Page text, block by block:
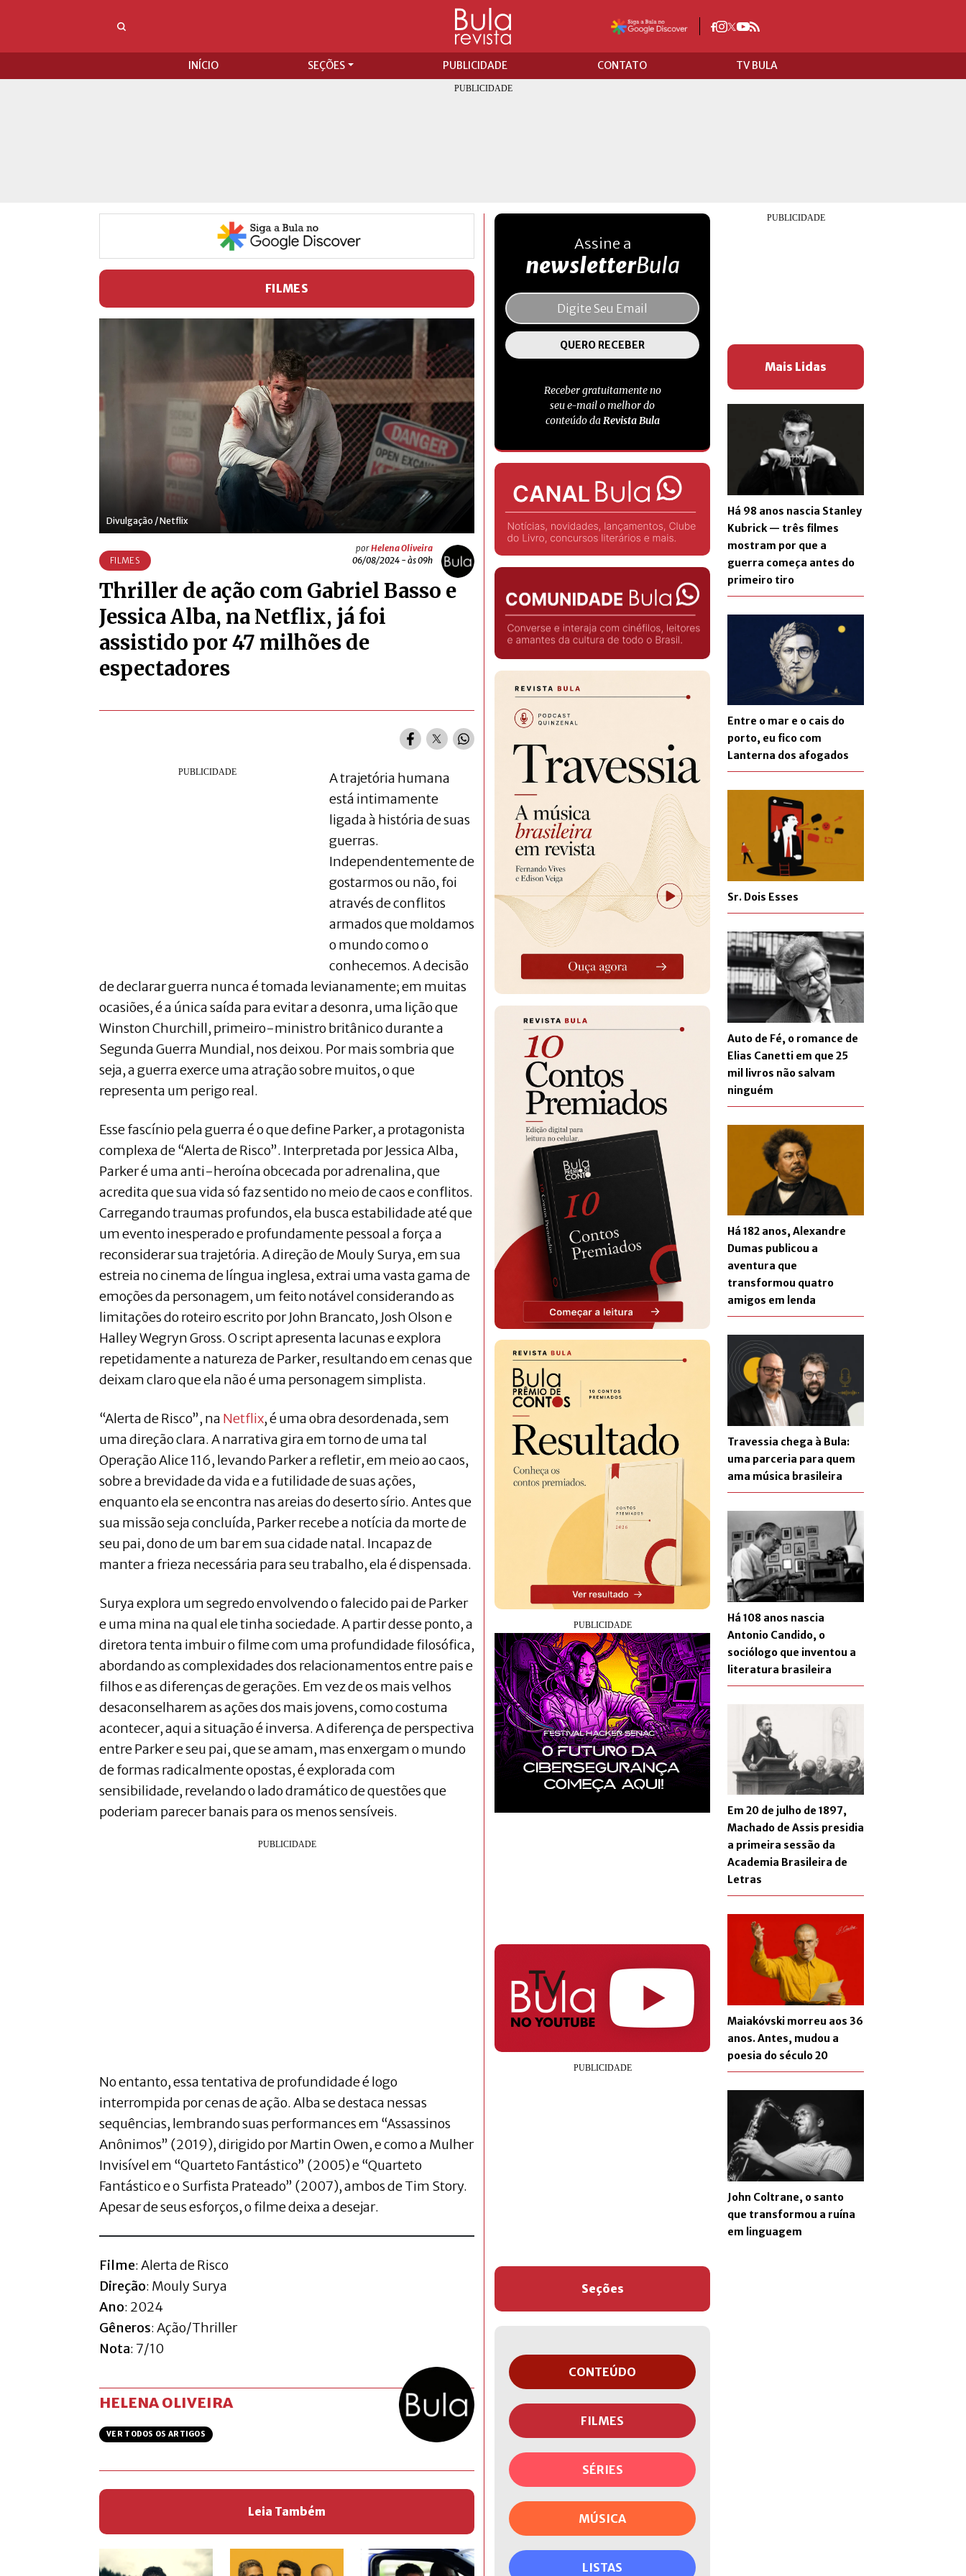
INÍCIO SEÇÕES PUBLICIDADE CONTATO TV BULA
FILMES
Divulgação / Netflix
FILMES
porHelena Oliveira
06/08/2024 - às 09h
Thriller de ação com Gabriel Basso e
Jessica Alba, na Netflix, já foi
assistido por 47 milhões de
espectadores
A trajetória humana
está intimamente
ligada à história de suas
guerras.
Independentemente de
gostarmos ou não, foi
através de conflitos
armados que moldamos
o mundo como o
conhecemos. A decisão
de declarar guerra nunca é tomada levianamente; em muitas
ocasiões, é a única saída para evitar a desonra, uma lição que
Winston Churchill, primeiro-ministro britânico durante a
Segunda Guerra Mundial, nos deixou. Por mais sombria que
seja, a guerra exerce uma atração sobre muitos, o que
representa um perigo real.
Esse fascínio pela guerra é o que define Parker, a protagonista
complexa de “Alerta de Risco”. Interpretada por Jessica Alba,
Parker é uma anti-heroína obcecada por adrenalina, que
acredita que sua vida só faz sentido no meio de caos e conflitos.
Carregando traumas profundos, ela busca estabilidade até que
um evento inesperado e profundamente pessoal a força a
reconsiderar sua trajetória. A direção de Mouly Surya, em sua
estreia no cinema de língua inglesa, extrai uma vasta gama de
emoções da personagem, um feito notável considerando as
limitações do roteiro escrito por John Brancato, Josh Olson e
Halley Wegryn Gross. O script apresenta lacunas e explora
repetidamente a natureza de Parker, resultando em cenas que
deixam claro que ela não é uma personagem simplista.
“Alerta de Risco”, na Netflix, é uma obra desordenada, sem
uma direção clara. A narrativa gira em torno de uma tal
Operação Alice 116, levando Parker a refletir, em meio ao caos,
sobre a brevidade da vida e a futilidade de suas ações,
enquanto ela se encontra nas areias do deserto sírio. Antes que
sua missão seja concluída, Parker recebe a notícia da morte de
seu pai, dono de um bar em sua cidade natal. Incapaz de
manter a frieza necessária para seu trabalho, ela é dispensada.
Surya explora um segredo envolvendo o falecido pai de Parker
e uma mina na qual ele tinha sociedade. A partir desse ponto, a
diretora tenta imbuir o filme com uma profundidade filosófica,
abordando as complexidades dos relacionamentos entre pais e
filhos e as diferenças de gerações. Em vez de os mais velhos
desaconselharem as ações dos mais jovens, como costuma
acontecer, aqui a situação é inversa. A diferença de perspectiva
entre Parker e seu pai, que se amam, mas enxergam o mundo
de formas radicalmente opostas, é explorada com
sensibilidade, revelando o lado dramático de questões que
poderiam parecer banais para os menos sensíveis.
No entanto, essa tentativa de profundidade é logo
interrompida por cenas de ação. Alba se destaca nessas
sequências, lembrando suas performances em “Assassinos
Anônimos” (2019), dirigido por Martin Owen, e como a Mulher
Invisível em “Quarteto Fantástico” (2005) e “Quarteto
Fantástico e o Surfista Prateado” (2007), ambos de Tim Story.
Apesar de seus esforços, o filme deixa a desejar.
Filme: Alerta de Risco
Direção: Mouly Surya
Ano: 2024
Gêneros: Ação/Thriller
Nota: 7/10
HELENA OLIVEIRA
VER TODOS OS ARTIGOS
Leia Também
Assine a
newsletterBula
Receber gratuitamente no
seu e-mail o melhor do
conteúdo daRevista Bula
Seções
CONTEÚDO
FILMES
SÉRIES
MÚSICA
LISTAS
Mais Lidas
Há 98 anos nascia Stanley
Kubrick — três filmes
mostram por que a
guerra começa antes do
primeiro tiro
Entre o mar e o cais do
porto, eu fico com
Lanterna dos afogados
Sr. Dois Esses
Auto de Fé, o romance de
Elias Canetti em que 25
mil livros não salvam
ninguém
Há 182 anos, Alexandre
Dumas publicou a
aventura que
transformou quatro
amigos em lenda
Travessia chega à Bula:
uma parceria para quem
ama música brasileira
Há 108 anos nascia
Antonio Candido, o
sociólogo que inventou a
literatura brasileira
Em 20 de julho de 1897,
Machado de Assis presidia
a primeira sessão da
Academia Brasileira de
Letras
Maiakóvski morreu aos 36
anos. Antes, mudou a
poesia do século 20
John Coltrane, o santo
que transformou a ruína
em linguagem